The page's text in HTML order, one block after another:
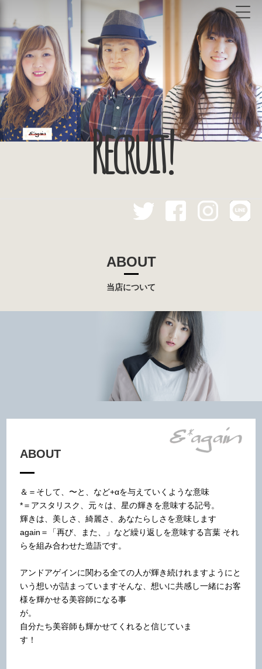
Recruit!
ABOUT
当店について
ABOUT
＆＝そして、〜と、など+αを与えていくような意味
*＝アスタリスク、元々は、星の輝きを意味する記号。
輝きは、美しさ、綺麗さ、あなたらしさを意味します
again＝「再び、また、」など繰り返しを意味する言葉それ
らを組み合わせた造語です。
アンドアゲインに関わる全ての人が輝き続けれますよう にと
いう想いが詰まっていますそんな、想いに共感し一緒にお客
様を輝かせる美容師になる事
が。
自分たち美容師も輝かせてくれると信じていま
す！